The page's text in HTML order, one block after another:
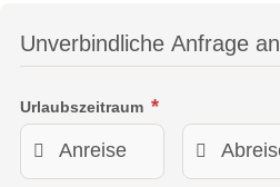
Unverbindliche Anfrage an
Urlaubszeitraum